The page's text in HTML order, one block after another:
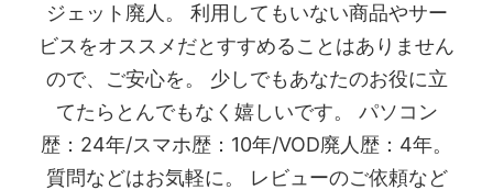
ジェット廃人。 利用してもいない商品やサー
ビスをオススメだとすすめることはありません
ので、ご安心を。 少しでもあなたのお役に立
てたらとんでもなく嬉しいです。 パソコン
歴：24年/スマホ歴：10年/VOD廃人歴：4年。
質問などはお気軽に。 レビューのご依頼など